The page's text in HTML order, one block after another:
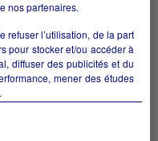
nos partenaires.
refuser l’utilisation, de la part
pour stocker et/ou accéder à
diffuser des publicités et du
mener des études
fonctionnalités liées à la